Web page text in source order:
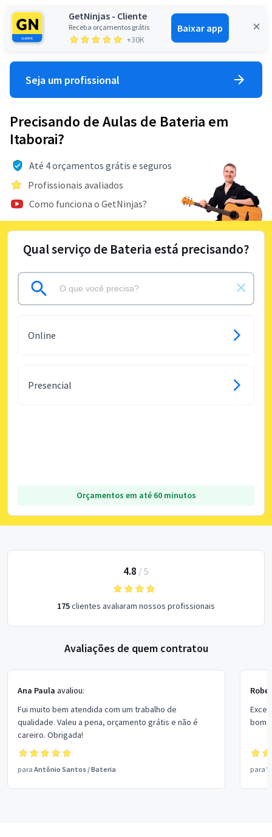
GetNinjas - Cliente
Receba orçamentos grátis
+30K
Baixar app
Entrar
Seja um profissional
Precisando de Aulas de Bateria em
Itaborai?
Até 4 orçamentos grátis e seguros
Profissionais avaliados
Como funciona o GetNinjas?
Qual serviço de Bateria está precisando?
Online
Presencial
Orçamentos em até 60 minutos
4.8 / 5
175clientes avaliaram nossos profissionais
Avaliações de quem contratou
Ana Paula avaliou:
Fui muito bem atendida com um trabalho de
qualidade. Valeu a pena, orçamento grátis e não é
careiro. Obrigada!
para Antônio Santos /Bateria
bom
para